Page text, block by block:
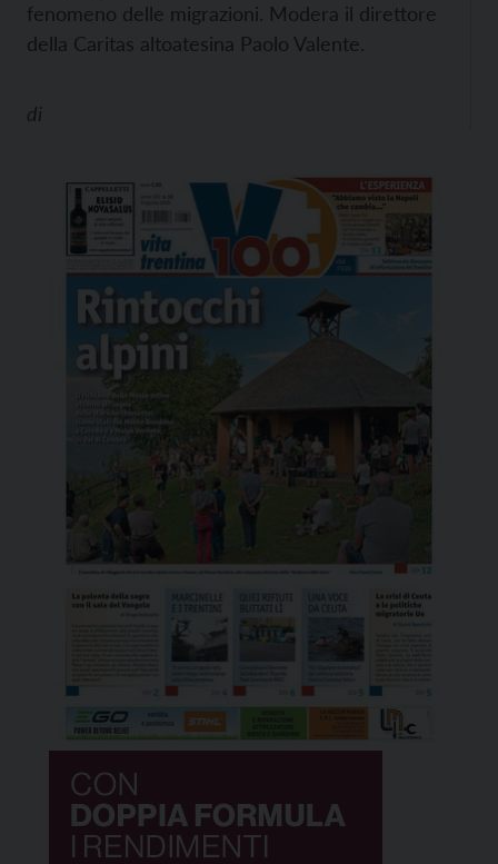
fenomeno delle migrazioni. Modera il direttore
della Caritas altoatesina Paolo Valente.
di